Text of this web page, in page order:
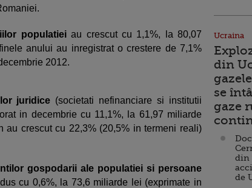
populatieiau crescut cu 1,1%, la 80,07
anului au inregistrat o crestere de 7,1%
2012.
juridice (societati nefinanciare si institutii
in decembrie cu 11,1%, la 61,97 miliarde
au crescut cu 22,3% (20,5% in termeni reali)
gospodarii ale populatiei si persoane
cu 0,6%, la 73,6 miliarde lei (exprimate in
Ucraina
din
se
gaze
din
de